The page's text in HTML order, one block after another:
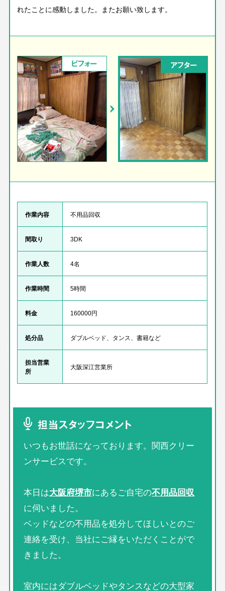
れたことに感動しました。またお願い致します。
ビフォー アフター
作業内容 不用品回収
間取り 3DK
作業人数 4名
作業時間 5時間
料金 160000円
処分品 ダブルベッド、タンス、書籍など
担当営業
所
大阪深江営業所
担当スタッフコメント
いつもお世話になっております。関西クリー
ンサービスです。
本日は大阪府堺市にあるご自宅の不用品回収
に伺いました。
ベッドなどの不用品を処分してほしいとのご
連絡を受け、当社にご縁をいただくことがで
きました。
室内にはダブルベッドやタンスなどの大型家